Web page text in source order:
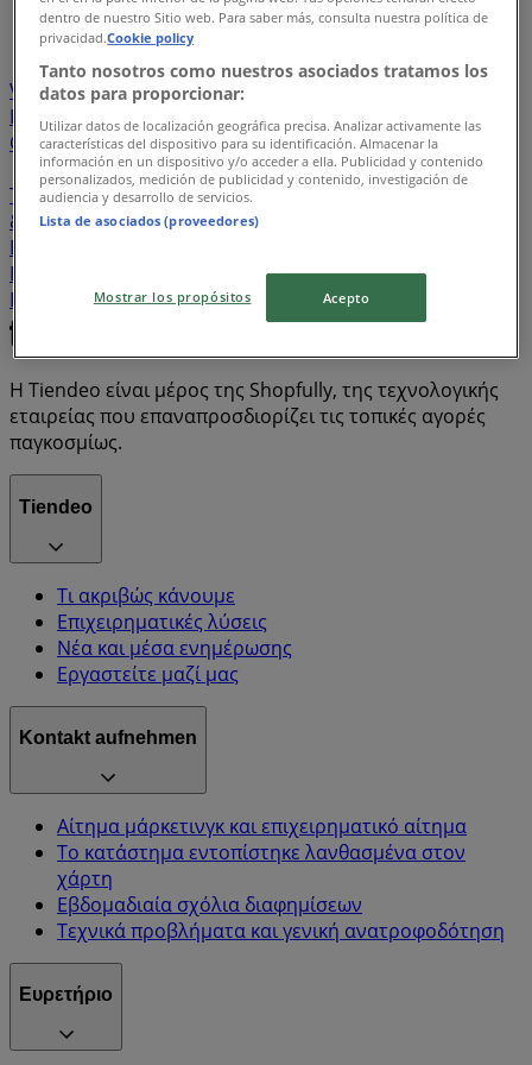
11
Lidl
Cosmote ΣΚΛΑΒΕΝΙΤΗΣ Vicko
ZARA
Vodafone
My Market ΚΡΗΤΙΚΟΣ
Kotsovolos
Μασούτης Discount Markt
Jumbo
Germanos
Pandora Market In
METRO Cash & Carry
JYSK
Bazaar H&M Public Nova
Leroy Merlin
The Mart
ΓΟΥΝΤΣΙΔΗΣ Αφοί ΠΑΝΑΓΙΩΤΟΠΟΥΛΟΙ
& NOI
ΑΝΔΡΙΚΟΠΟΥΛΟΣ Praktiker
ENA Cash & Carry
Electronet
UNITED COLORS OF
BENETTON
Ok! Markets Triumph IKEA
Η Tiendeo είναι μέρος της Shopfully, της τεχνολογικής
εταιρείας που επαναπροσδιορίζει τις τοπικές αγορές
παγκοσμίως.
Tiendeo
Τι ακριβώς κάνουμε
Επιχειρηματικές λύσεις
Νέα και μέσα ενημέρωσης
Εργαστείτε μαζί μας
Kontakt aufnehmen
Αίτημα μάρκετινγκ και επιχειρηματικό αίτημα
Το κατάστημα εντοπίστηκε λανθασμένα στον
χάρτη
Εβδομαδιαία σχόλια διαφημίσεων
Τεχνικά προβλήματα και γενική ανατροφοδότηση
Ευρετήριο
dentro de nuestro Sitio web. Para saber más, consulta nuestra política de
privacidad.Cookie policy
Tanto nosotros como nuestros asociados tratamos los
datos para proporcionar:
Utilizar datos de localización geográfica precisa. Analizar activamente las
características del dispositivo para su identificación. Almacenar la
información en un dispositivo y/o acceder a ella. Publicidad y contenido
personalizados, medición de publicidad y contenido, investigación de
audiencia y desarrollo de servicios.
Lista de asociados (proveedores)
Mostrar los propósitos Acepto